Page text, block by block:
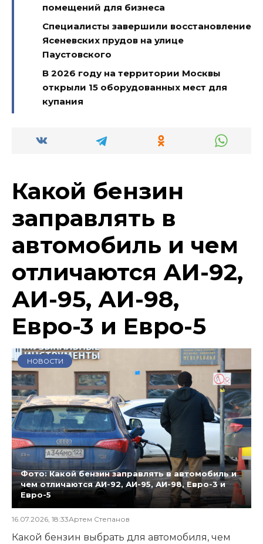
помещений для бизнеса
Специалисты завершили восстановление
Ясеневских прудов на улице
Паустовского
В 2026 году на территории Москвы
открыли 15 оборудованных мест для
купания
Какой бензин
заправлять в
автомобиль и чем
отличаются АИ-92,
АИ-95, АИ-98,
Евро-3 и Евро-5
НОВОСТИ
Фото: Какой бензин заправлять в автомобиль и
чем отличаются АИ-92, АИ-95, АИ-98, Евро-3 и
Евро-5
16.07.2026, 18:33Артем Степанов
Какой бензин выбрать для автомобиля, чем